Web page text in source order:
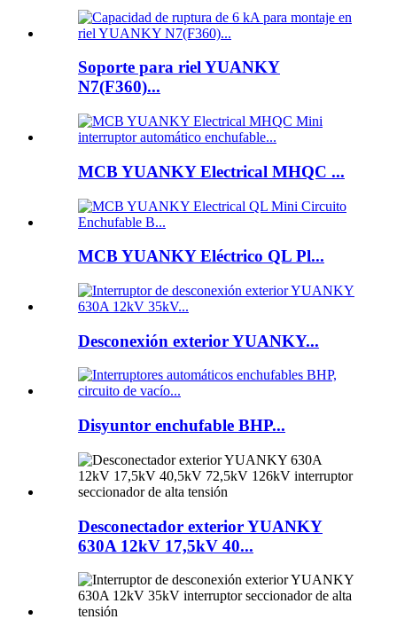
Soporte para riel YUANKY
N7(F360)...
MCB YUANKY Electrical MHQC ...
MCB YUANKY Eléctrico QL Pl...
Desconexión exterior YUANKY...
Disyuntor enchufable BHP...
Desconectador exterior YUANKY
630A 12kV 17,5kV 40...